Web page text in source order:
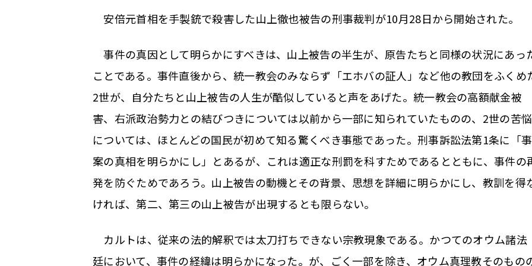
安倍元首相を手製銃で殺害した山上徹也被告の刑事裁判が10月28日から開始された。
事件の真因として明らかにすべきは、山上被告の半生が、原告たちと同様の状況にあっ
ことである。事件直後から、統一教会のみならず「エホバの証人」など他の教団をふくめ
2世が、自分たちと山上被告の人生が酷似していると声をあげた。統一教会の高額献金被
害、右派政治勢力との結びつきについては以前から一部に知られていたものの、2世の苦悩
については、ほとんどの国民が初めて知る驚くべき事態であった。刑事訴訟法第1条に「事
案の真相を明らかにし」とあるが、これは適正な刑罰を科すためであるとともに、事件の
発を防ぐためであろう。山上被告の動機とその背景、思想を詳細に明らかにし、教訓を得
ければ、第二、第三の山上被告が出現するとも限らない。
カルトは、従来の法的解釈では太刀打ちできない宗教現象である。かつてのオウム諸法
廷において、事件の経緯は明らかになった。が、ごく一部を除き、オウム真理教そのもの